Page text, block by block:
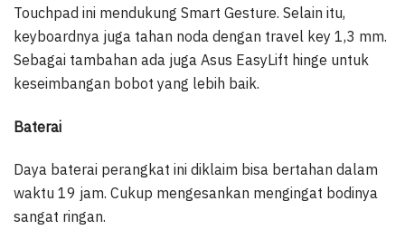
Touchpad ini mendukung Smart Gesture. Selain itu,
keyboardnya juga tahan noda dengan travel key 1,3 mm.
Sebagai tambahan ada juga Asus EasyLift hinge untuk
keseimbangan bobot yang lebih baik.
Baterai
Daya baterai perangkat ini diklaim bisa bertahan dalam
waktu 19 jam. Cukup mengesankan mengingat bodinya
sangat ringan.